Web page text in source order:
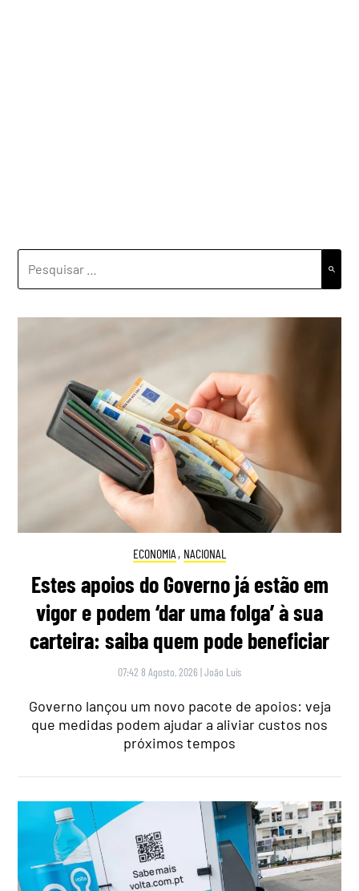
ECONOMIA , NACIONAL
Estes apoios do Governo já estão em
vigor e podem ‘dar uma folga’ à sua
carteira: saiba quem pode beneficiar
07:42 8 Agosto, 2026 |João Luís
Governo lançou um novo pacote de apoios: veja
que medidas podem ajudar a aliviar custos nos
próximos tempos